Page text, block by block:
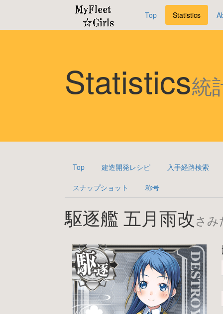
Top Statistics
Statistics統
Top 建造開発レシピ 入手経路検索
スナップショット 称号
駆逐艦 五月雨改さ